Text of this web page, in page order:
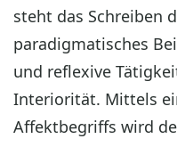
steht das Schreiben
paradigmatisches
und reflexive
Interiorität. Mittels
Affektbegriffs wird